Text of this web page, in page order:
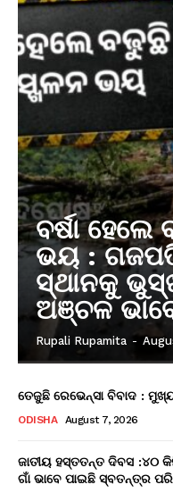
ବର୍ଷା
ଭୟ :
ସ୍ଥାନକୁ
ଅଞ୍ଚଳ
Rupali Rupamita -
ତେଜୁଛି ରେଭେନ୍ସା ବିବାଦ :
ODISHA August 7, 2026
ଜାତୀୟ ହସ୍ତତନ୍ତ ଦିବସ :୪୦
ଗାଁ ଭାବେ ପାଇଛି ସ୍ବତନ୍ତ୍ର